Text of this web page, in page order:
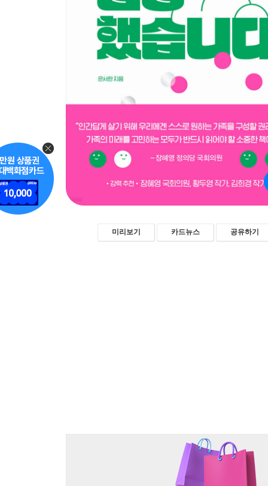
미리보기 카드뉴스 공유하기